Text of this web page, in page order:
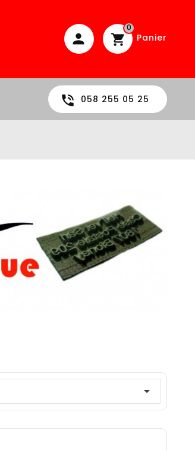
Panier
0
058 255 05 25
